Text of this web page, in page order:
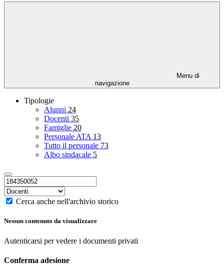
Menu di
navigazione
Tipologie
Alunni 24
Docenti 35
Famiglie 20
Personale ATA 13
Tutto il personale 73
Albo sindacale 5
Cerca anche nell'archivio storico
Nessun contenuto da visualizzare
Autenticarsi per vedere i documenti privati
Conferma adesione